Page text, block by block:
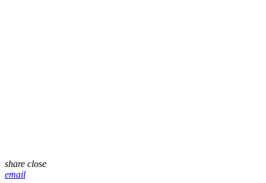
share close
email